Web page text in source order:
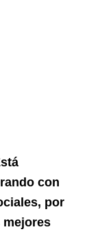
con
por
mejores